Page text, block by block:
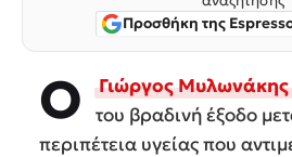
Προσθήκη της
Ο Γιώργος Μυλωνάκης
του βραδινή έξοδο
περιπέτεια υγείας που